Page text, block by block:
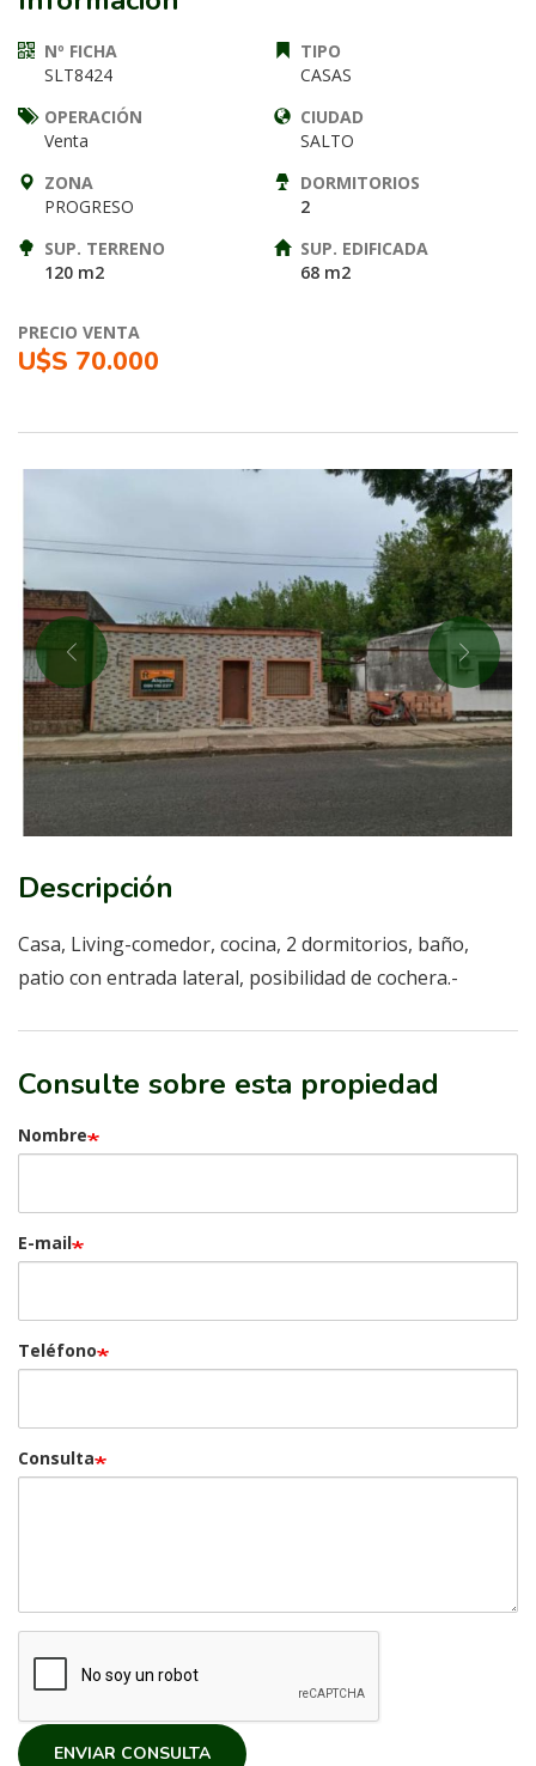
Nº FICHA
SLT8424
TIPO
CASAS
OPERACIÓN
Venta
CIUDAD
SALTO
ZONA
PROGRESO
DORMITORIOS
2
SUP. TERRENO
120 m2
SUP. EDIFICADA
68 m2
PRECIO VENTA
U$S 70.000
Descripción
Casa, Living-comedor, cocina, 2 dormitorios, baño,
patio con entrada lateral, posibilidad de cochera.-
Consulte sobre esta propiedad
Nombre
E-mail
Teléfono
Consulta
ENVIAR CONSULTA